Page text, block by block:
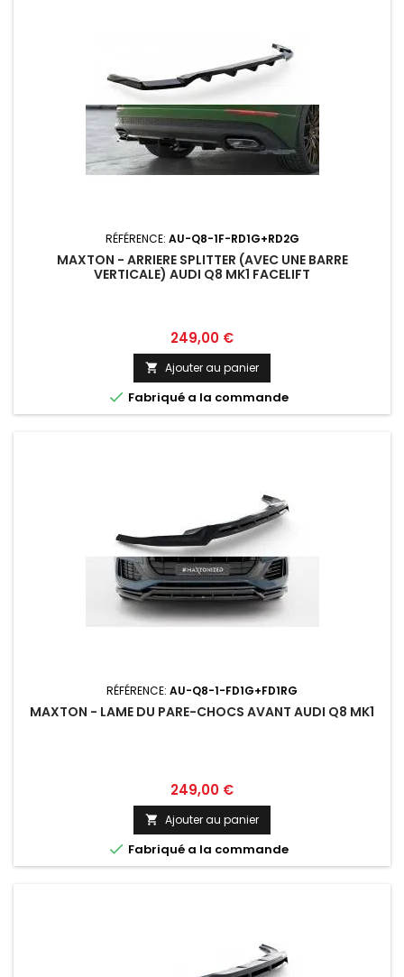
RÉFÉRENCE: AU-Q8-1F-RD1G+RD2G
MAXTON - ARRIERE SPLITTER (AVEC UNE BARRE
VERTICALE) AUDI Q8 MK1 FACELIFT
Prix
249,00 €
 Ajouter au panier
 Fabriqué a la commande
RÉFÉRENCE: AU-Q8-1-FD1G+FD1RG
MAXTON - LAME DU PARE-CHOCS AVANT AUDI Q8 MK1
Prix
249,00 €
 Ajouter au panier
 Fabriqué a la commande